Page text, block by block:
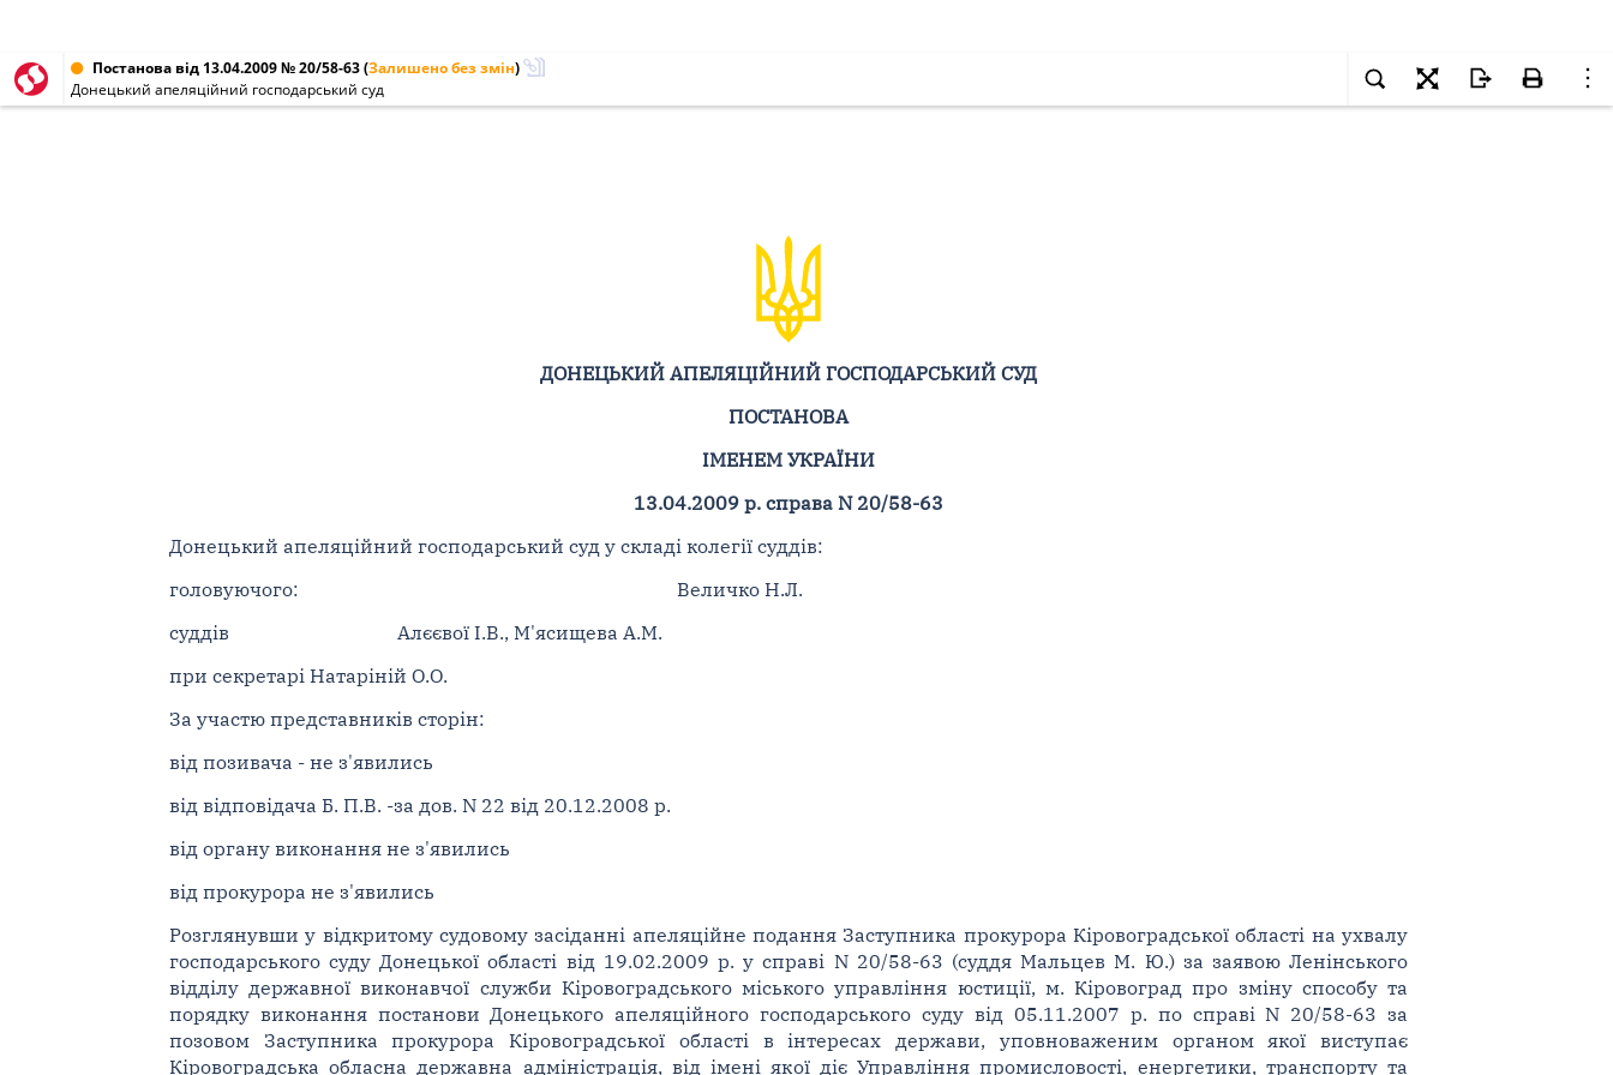
Постанова від 13.04.2009 № 20/58-63(Залишено без змін)
Донецький апеляційний господарський суд
ДОНЕЦЬКИЙ АПЕЛЯЦІЙНИЙ ГОСПОДАРСЬКИЙ СУД
ПОСТАНОВА
ІМЕНЕМ УКРАЇНИ
13.04.2009 р. справа N 20/58-63
Донецький апеляційний господарський суд у складі колегії суддів:
головуючого:
Величко Н.Л.
суддів
Алєєвої І.В., М'ясищева А.М.
при секретарі Натаріній О.О.
За участю представників сторін:
від позивача - не з'явились
від відповідача Б. П.В. -за дов. N 22 від 20.12.2008 р.
від органу виконання не з'явились
від прокурора не з'явились
Розглянувши у відкритому судовому засіданні апеляційне подання Заступника прокурора Кіровоградської області на ухвалу
господарського суду Донецької області від 19.02.2009 р. у справі N 20/58-63 (суддя Мальцев М. Ю.) за заявою Ленінського
відділу державної виконавчої служби Кіровоградського міського управління юстиції, м. Кіровоград про зміну способу та
порядку виконання постанови Донецького апеляційного господарського суду від 05.11.2007 р. по справі N 20/58-63 за
позовом Заступника прокурора Кіровоградської області в інтересах держави, уповноваженим органом якої виступає
Кіровоградська обласна державна адміністрація, від імені якої діє Управління промисловості, енергетики, транспорту та